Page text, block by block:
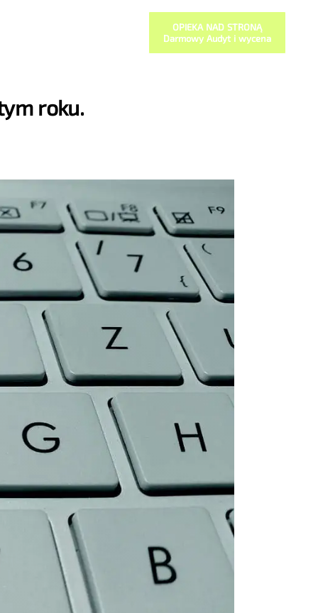
OPIEKA NAD STRONĄ
Darmowy Audyt i wycena
roku.